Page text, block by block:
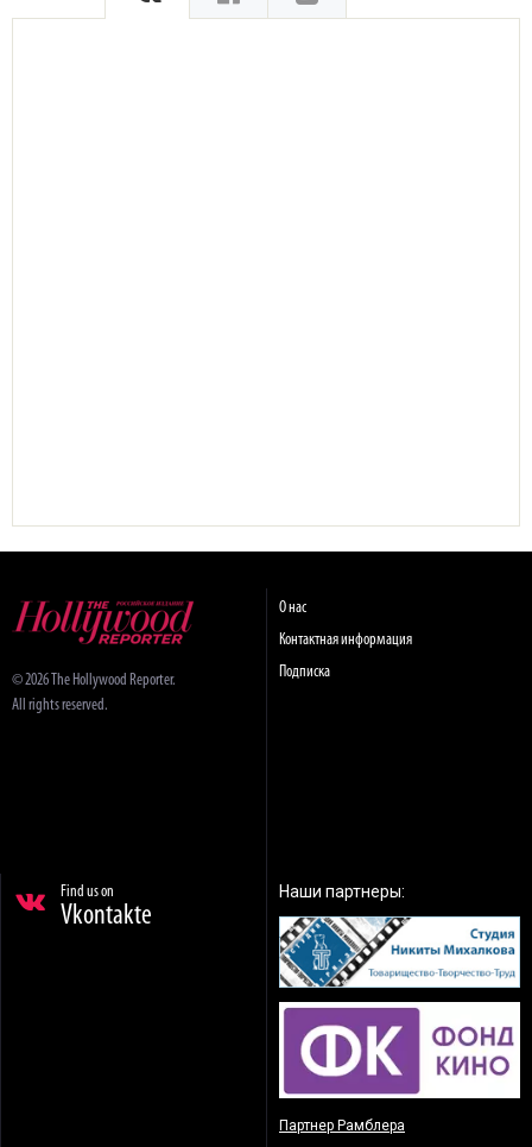
© 2026 The Hollywood Reporter.
All rights reserved.
О нас
Контактная информация
Подписка
Find us on
Vkontakte
Наши партнеры:
Партнер Рамблера